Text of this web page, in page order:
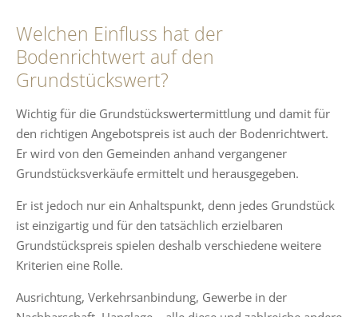
Welchen Einfluss hat der
Bodenrichtwert auf den
Grundstückswert?
Wichtig für die Grundstückswertermittlung und damit für
den richtigen Angebotspreis ist auch der Bodenrichtwert.
Er wird von den Gemeinden anhand vergangener
Grundstücksverkäufe ermittelt und herausgegeben.
Er ist jedoch nur ein Anhaltspunkt, denn jedes Grundstück
ist einzigartig und für den tatsächlich erzielbaren
Grundstückspreis spielen deshalb verschiedene weitere
Kriterien eine Rolle.
Ausrichtung, Verkehrsanbindung, Gewerbe in der